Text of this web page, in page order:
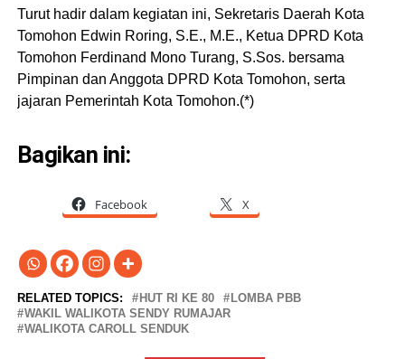
Turut hadir dalam kegiatan ini, Sekretaris Daerah Kota
Tomohon Edwin Roring, S.E., M.E., Ketua DPRD Kota
Tomohon Ferdinand Mono Turang, S.Sos. bersama
Pimpinan dan Anggota DPRD Kota Tomohon, serta
jajaran Pemerintah Kota Tomohon.(*)
Bagikan ini:
Facebook X
RELATED TOPICS: HUT RI KE 80
LOMBA PBB
WAKIL WALIKOTA SENDY RUMAJAR
WALIKOTA CAROLL SENDUK